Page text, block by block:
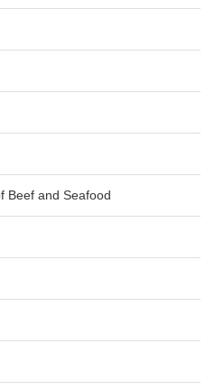
Beef and Seafood